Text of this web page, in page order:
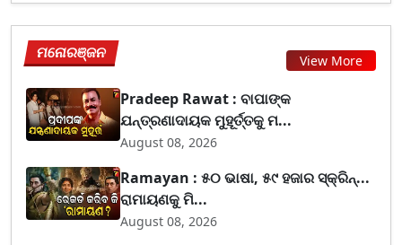
ମନୋରଞ୍ଜନ View More
Pradeep Rawat : ବାପାଙ୍କ
ଯନ୍ତ୍ରଣାଦାୟକ ମୁହୂର୍ତ୍ତକୁ ମ...
August 08, 2026
Ramayan : ୫୦ ଭାଷା, ୫୯ ହଜାର ସ୍କ୍ରିନ୍...
ରାମାୟଣକୁ ମି...
August 08, 2026